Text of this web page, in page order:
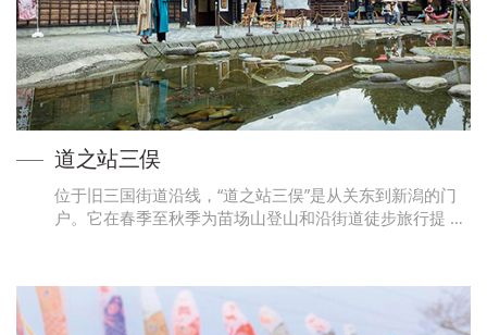
道之站三俣
位于旧三国街道沿线，“道之站三俣”是从关东到新潟的门
户。它在春季至秋季为苗场山登山和沿街道徒步旅行提 …